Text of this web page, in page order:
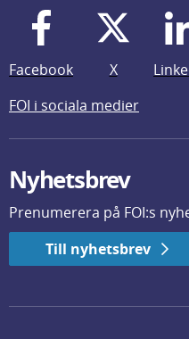
Facebook X
FOI i sociala medier
Nyhetsbrev
Prenumerera på FOI:s
Till nyhetsbrev